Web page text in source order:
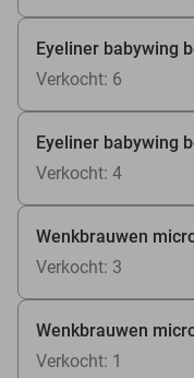
Eyeliner babywing
Verkocht: 6
Eyeliner babywing
Verkocht: 4
Wenkbrauwen
Verkocht: 3
Wenkbrauwen
Verkocht: 1